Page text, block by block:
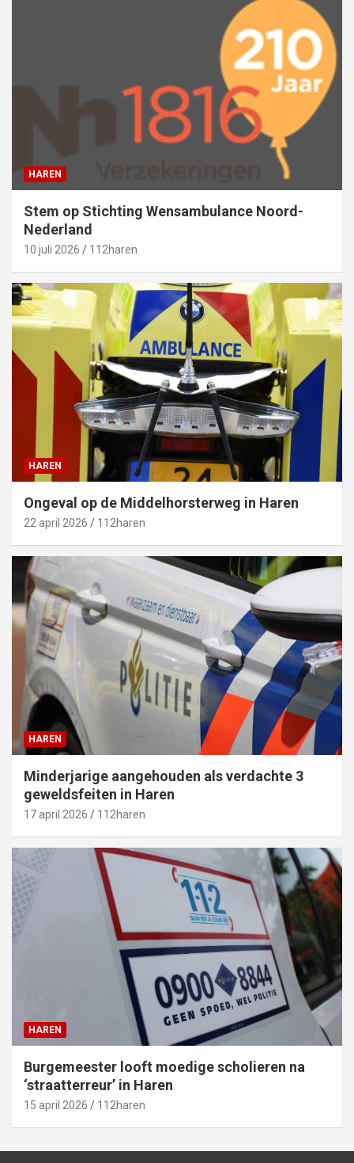
HAREN
Stem op Stichting Wensambulance Noord-
Nederland
10 juli 2026 112haren
HAREN
Ongeval op de Middelhorsterweg in Haren
22 april 2026 112haren
HAREN
Minderjarige aangehouden als verdachte 3
geweldsfeiten in Haren
17 april 2026 112haren
HAREN
Burgemeester looft moedige scholieren na
‘straatterreur’ in Haren
15 april 2026 112haren